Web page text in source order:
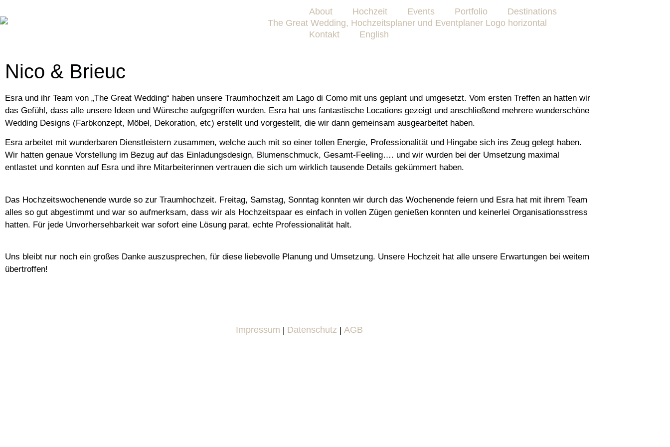
About Hochzeit Events Portfolio Destinations
Kontakt English
Nico & Brieuc
Esra und ihr Team von „The Great Wedding“ haben unsere Traumhochzeit am Lago di Como mit uns geplant und umgesetzt. Vom ersten Treffen an hatten wir
das Gefühl, dass alle unsere Ideen und Wünsche aufgegriffen wurden. Esra hat uns fantastische Locations gezeigt und anschließend mehrere wunderschöne
Wedding Designs (Farbkonzept, Möbel, Dekoration, etc) erstellt und vorgestellt, die wir dann gemeinsam ausgearbeitet haben.
Esra arbeitet mit wunderbaren Dienstleistern zusammen, welche auch mit so einer tollen Energie, Professionalität und Hingabe sich ins Zeug gelegt haben.
Wir hatten genaue Vorstellung im Bezug auf das Einladungsdesign, Blumenschmuck, Gesamt-Feeling…. und wir wurden bei der Umsetzung maximal
entlastet und konnten auf Esra und ihre Mitarbeiterinnen vertrauen die sich um wirklich tausende Details gekümmert haben.
Das Hochzeitswochenende wurde so zur Traumhochzeit. Freitag, Samstag, Sonntag konnten wir durch das Wochenende feiern und Esra hat mit ihrem Team
alles so gut abgestimmt und war so aufmerksam, dass wir als Hochzeitspaar es einfach in vollen Zügen genießen konnten und keinerlei Organisationsstress
hatten. Für jede Unvorhersehbarkeit war sofort eine Lösung parat, echte Professionalität halt.
Uns bleibt nur noch ein großes Danke auszusprechen, für diese liebevolle Planung und Umsetzung. Unsere Hochzeit hat alle unsere Erwartungen bei weitem
übertroffen!
Impressum | Datenschutz | AGB